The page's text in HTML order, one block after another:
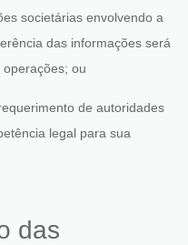
societárias envolvendo a
das informações será
ou
de autoridades
legal para sua
das